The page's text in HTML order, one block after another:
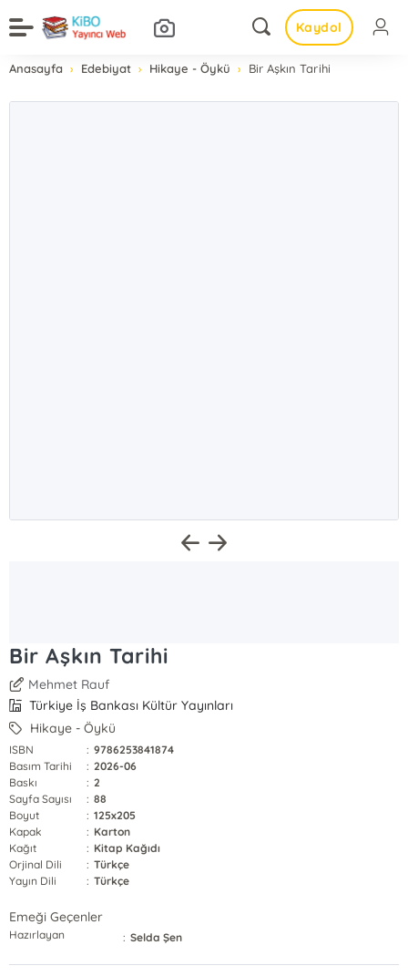
Kaydol
Anasayfa Edebiyat Hikaye - Öykü Bir Aşkın Tarihi
Bir Aşkın Tarihi
Mehmet Rauf
Türkiye İş Bankası Kültür Yayınları
Hikaye - Öykü
ISBN : 9786253841874
Basım Tarihi
: 2026-06
Baskı
: 2
Sayfa Sayısı
: 88
Boyut
: 125x205
Kapak
: Karton
Kağıt
: Kitap Kağıdı
Orjinal Dili
: Türkçe
Yayın Dili
: Türkçe
Emeği Geçenler
Hazırlayan : Selda Şen